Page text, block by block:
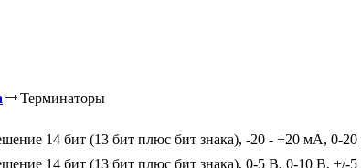
Терминаторы
14 бит (13 бит плюс бит знака), -20 - +20 мА, 0-
14 бит (13 бит плюс бит знака), 0-5 В, 0-10 В, +/-